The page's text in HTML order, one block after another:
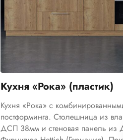
Кухня «Рока» (пластик)
Кухня «Рока» с
постформинга. Столешница из
ДСП 38мм и стеновая панель
Ответим